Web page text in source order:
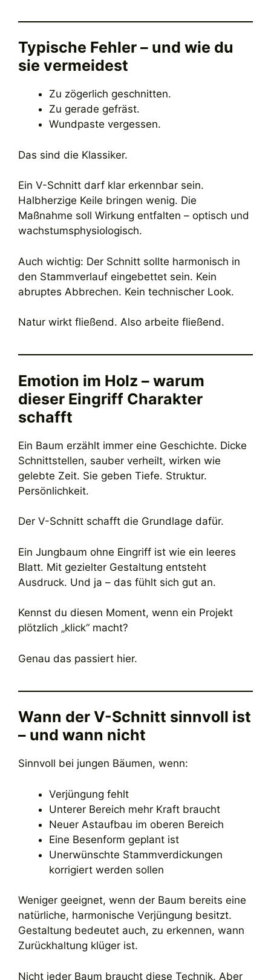
Typische Fehler – und wie du
sie vermeidest
Zu zögerlich geschnitten.
Zu gerade gefräst.
Wundpaste vergessen.
Das sind die Klassiker.
Ein V-Schnitt darf klar erkennbar sein.
Halbherzige Keile bringen wenig. Die
Maßnahme soll Wirkung entfalten – optisch und
wachstumsphysiologisch.
Auch wichtig: Der Schnitt sollte harmonisch in
den Stammverlauf eingebettet sein. Kein
abruptes Abbrechen. Kein technischer Look.
Natur wirkt fließend. Also arbeite fließend.
Emotion im Holz – warum
dieser Eingriff Charakter
schafft
Ein Baum erzählt immer eine Geschichte. Dicke
Schnittstellen, sauber verheilt, wirken wie
gelebte Zeit. Sie geben Tiefe. Struktur.
Persönlichkeit.
Der V-Schnitt schafft die Grundlage dafür.
Ein Jungbaum ohne Eingriff ist wie ein leeres
Blatt. Mit gezielter Gestaltung entsteht
Ausdruck. Und ja – das fühlt sich gut an.
Kennst du diesen Moment, wenn ein Projekt
plötzlich „klick“ macht?
Genau das passiert hier.
Wann der V-Schnitt sinnvoll ist
– und wann nicht
Sinnvoll bei jungen Bäumen, wenn:
Verjüngung fehlt
Unterer Bereich mehr Kraft braucht
Neuer Astaufbau im oberen Bereich
Eine Besenform geplant ist
Unerwünschte Stammverdickungen
korrigiert werden sollen
Weniger geeignet, wenn der Baum bereits eine
natürliche, harmonische Verjüngung besitzt.
Gestaltung bedeutet auch, zu erkennen, wann
Zurückhaltung klüger ist.
Nicht jeder Baum braucht diese Technik. Aber